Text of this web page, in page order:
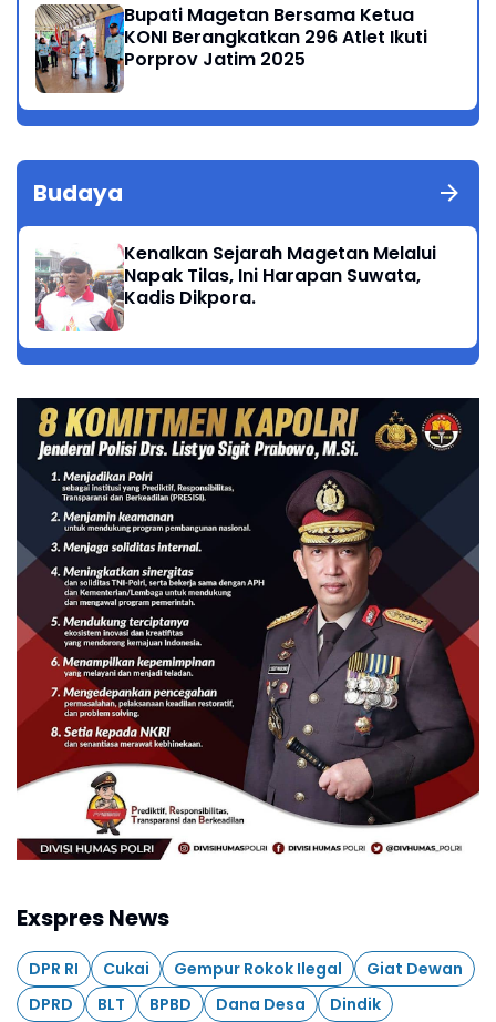
Bupati Magetan Bersama Ketua
KONI Berangkatkan 296 Atlet Ikuti
Porprov Jatim 2025
Budaya
Kenalkan Sejarah Magetan Melalui
Napak Tilas, Ini Harapan Suwata,
Kadis Dikpora.
Exspres News
DPR RI Cukai Gempur Rokok Ilegal
Giat Dewan
DPRD
BLT BPBD Dana Desa
Dindik